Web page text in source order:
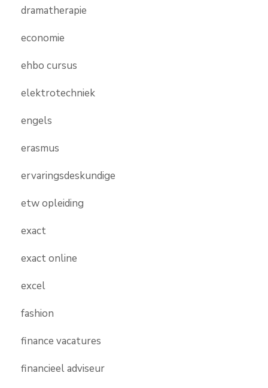
dramatherapie
economie
ehbo cursus
elektrotechniek
engels
erasmus
ervaringsdeskundige
etw opleiding
exact
exact online
excel
fashion
finance vacatures
financieel adviseur